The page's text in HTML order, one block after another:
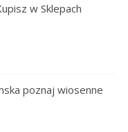
w Sklepach
poznaj wiosenne